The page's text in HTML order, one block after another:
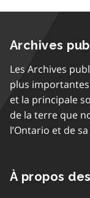
Archives
Les Archives
plus
et la principale
de la terre que
l’Ontario et de
À propos